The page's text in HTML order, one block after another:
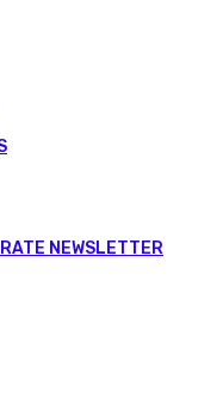
NEWSLETTER